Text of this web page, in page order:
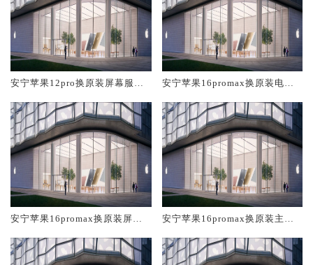
安宁苹果12pro换原装屏幕服务
安宁苹果16promax换原装电池
安宁苹果16promax换原装屏幕
安宁苹果16promax换原装主板